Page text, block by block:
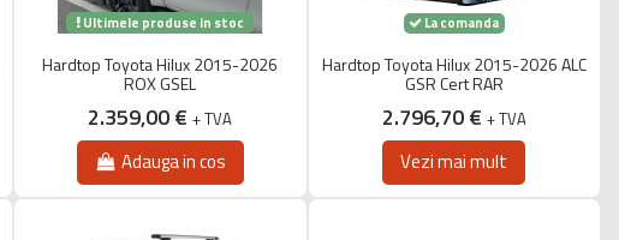
Ultimele produse in stoc
Hardtop Toyota Hilux 2015-2026
ROX GSEL
2.359,00 €+ TVA
Adauga in cos
La comanda
Hardtop Toyota Hilux 2015-2026 ALC
GSR Cert RAR
2.796,70 € + TVA
Vezi mai mult